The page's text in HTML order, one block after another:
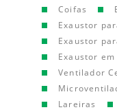
Coifas
Exaustor
Exaustor
Exaustor em
Ventilador
Lareiras